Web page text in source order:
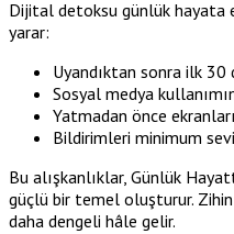
Dijital detoksu günlük hayata
yarar:
Uyandıktan sonra ilk
Sosyal medya
Yatmadan önce
Bildirimleri minimum
Bu alışkanlıklar, Günlük
güçlü bir temel oluşturur.
daha dengeli hâle gelir.